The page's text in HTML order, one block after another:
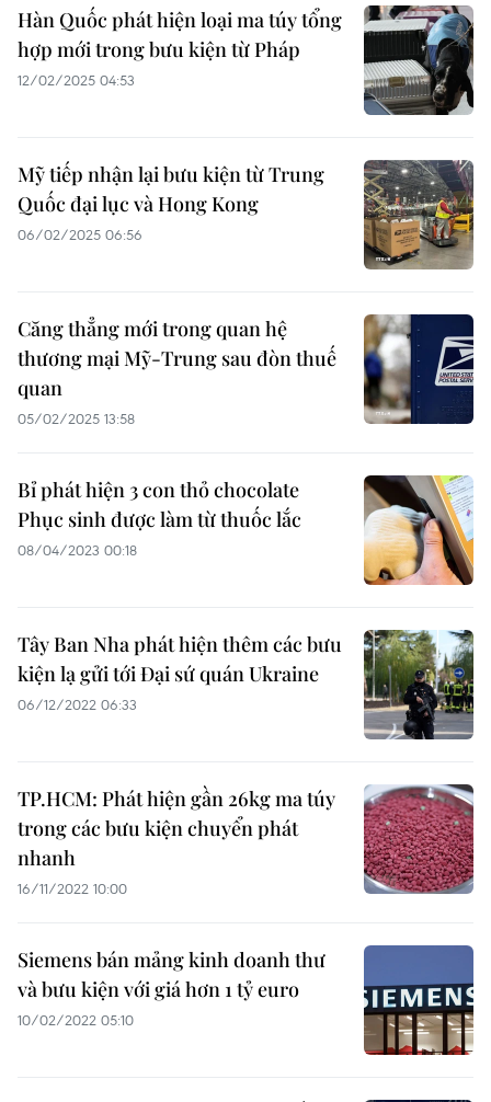
Hàn Quốc phát hiện loại ma túy tổng
hợp mới trong bưu kiện từ Pháp
12/02/2025 04:53
Mỹ tiếp nhận lại bưu kiện từ Trung
Quốc đại lục và Hong Kong
06/02/2025 06:56
Căng thẳng mới trong quan hệ
thương mại Mỹ-Trung sau đòn thuế
quan
05/02/2025 13:58
Bỉ phát hiện 3 con thỏ chocolate
Phục sinh được làm từ thuốc lắc
08/04/2023 00:18
Tây Ban Nha phát hiện thêm các bưu
kiện lạ gửi tới Đại sứ quán Ukraine
06/12/2022 06:33
TP.HCM: Phát hiện gần 26kg ma túy
trong các bưu kiện chuyển phát
nhanh
16/11/2022 10:00
Siemens bán mảng kinh doanh thư
và bưu kiện với giá hơn 1 tỷ euro
10/02/2022 05:10